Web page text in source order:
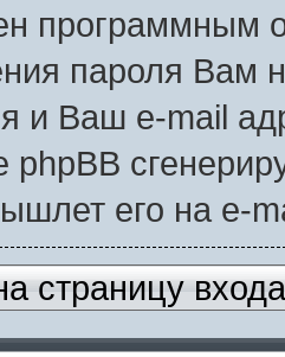
программным
пароля Вам
и Ваш e-mail
phpBB
его на e-
страницу входа